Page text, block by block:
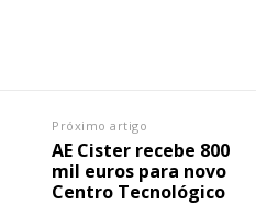
Próximo artigo
AE Cister recebe 800
mil euros para novo
Centro Tecnológico